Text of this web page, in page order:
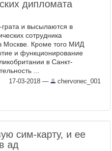
дипломата
и высылаются в
сотрудника
Москве. Кроме того МИД
и функционирование
в Санкт-
...
17-03-2018 — chervonec_001
сим-карту, и ее
ад